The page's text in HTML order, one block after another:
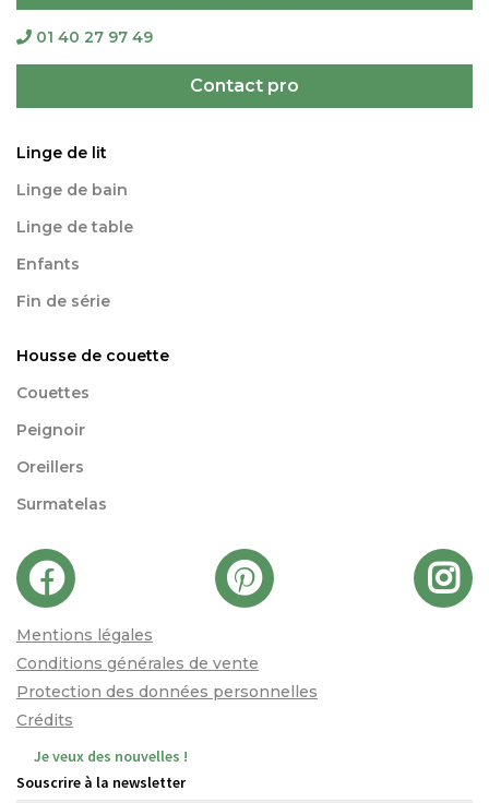
01 40 27 97 49
Contact pro
Linge de lit
Linge de bain
Linge de table
Enfants
Fin de série
Housse de couette
Couettes
Peignoir
Oreillers
Surmatelas
Mentions légales
Conditions générales de vente
Protection des données personnelles
Crédits
Je veux des nouvelles !
Souscrire à la newsletter